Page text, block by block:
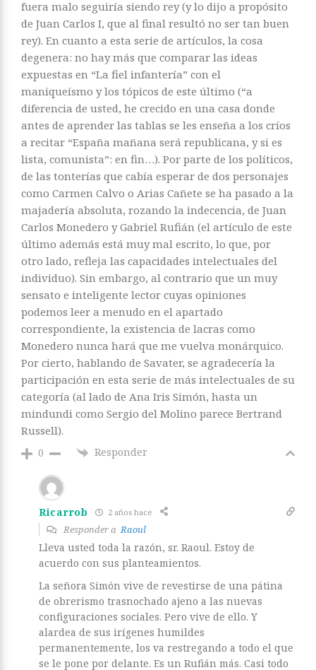
fuera malo seguiría siendo rey (y lo dijo a propósito
de Juan Carlos I, que al final resultó no ser tan buen
rey). En cuanto a esta serie de artículos, la cosa
degenera: no hay más que comparar las ideas
expuestas en “La fiel infantería” con el
maniqueísmo y los tópicos de este último (“a
diferencia de usted, he crecido en una casa donde
antes de aprender las tablas se les enseña a los críos
a recitar “España mañana será republicana, y si es
lista, comunista”: en fin…). Por parte de los políticos,
de las tonterías que cabía esperar de dos personajes
como Carmen Calvo o Arias Cañete se ha pasado a la
majadería absoluta, rozando la indecencia, de Juan
Carlos Monedero y Gabriel Rufián (el artículo de este
último además está muy mal escrito, lo que, por
otro lado, refleja las capacidades intelectuales del
individuo). Sin embargo, al contrario que un muy
sensato e inteligente lector cuyas opiniones
podemos leer a menudo en el apartado
correspondiente, la existencia de lacras como
Monedero nunca hará que me vuelva monárquico.
Por cierto, hablando de Savater, se agradecería la
participación en esta serie de más intelectuales de su
categoría (al lado de Ana Iris Simón, hasta un
mindundi como Sergio del Molino parece Bertrand
Russell).
0 Responder
Ricarrob 2 años hace
Responder aRaoul
Lleva usted toda la razón, sr. Raoul. Estoy de
acuerdo con sus planteamientos.
La señora Simón vive de revestirse de una pátina
de obrerismo trasnochado ajeno a las nuevas
configuraciones sociales. Pero vive de ello. Y
alardea de sus irígenes humildes
permanentemente, los va restregando a todo el que
se le pone por delante. Es un Rufián más. Casi todo